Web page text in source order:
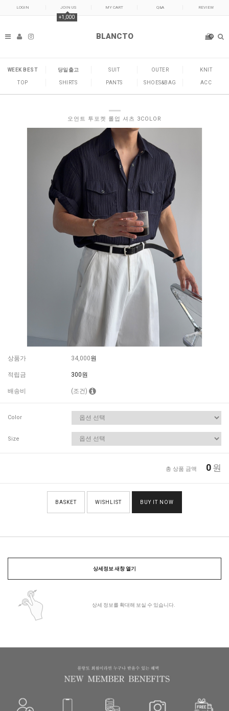
LOGIN JOIN US
+1,000
MY CART Q&A REVIEW
BLANCTO 0
WEEK BEST 당일출고 SUIT OUTER KNIT
TOP SHIRTS PANTS SHOES&BAG ACC
오언트 투포켓 롤업 셔츠 3COLOR
상품가 34,000원
적립금 300원
배송비 (조건)
Color
Size
총 상품 금액 0 원
BASKET WISHLIST BUY IT NOW
상세정보 새창 열기
상세 정보를 확대해 보실 수 있습니다.